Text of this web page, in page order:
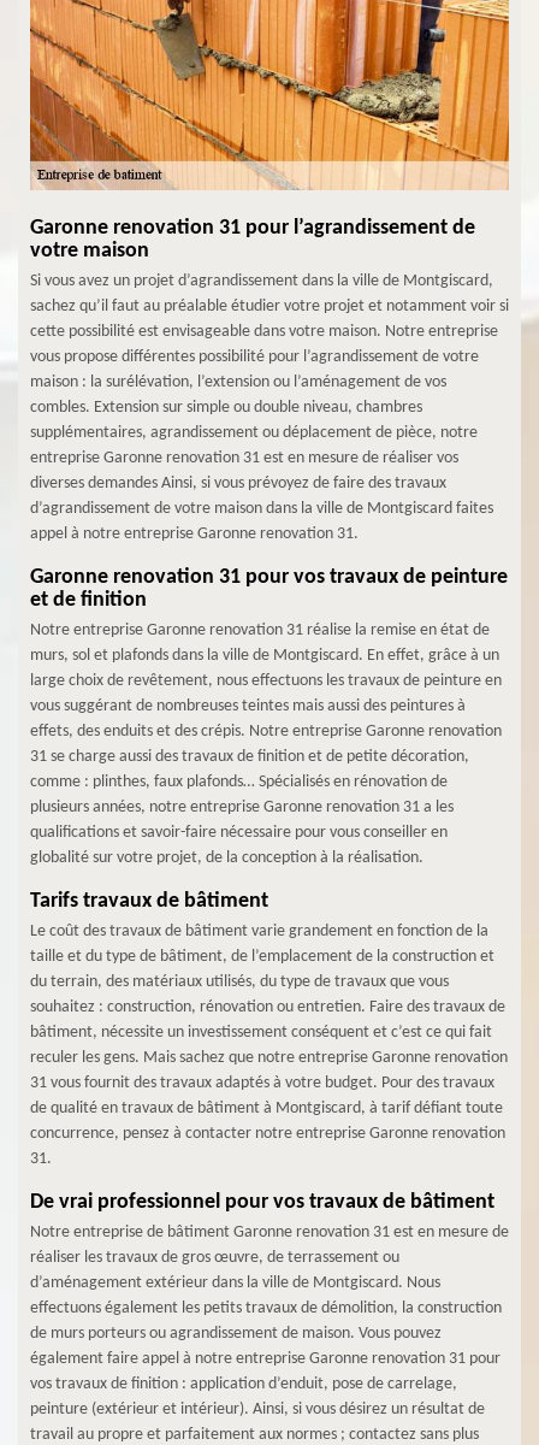
Garonne renovation 31 pour l’agrandissement de
votre maison
Si vous avez un projet d’agrandissement dans la ville de Montgiscard,
sachez qu’il faut au préalable étudier votre projet et notamment voir si
cette possibilité est envisageable dans votre maison. Notre entreprise
vous propose différentes possibilité pour l’agrandissement de votre
maison : la surélévation, l’extension ou l’aménagement de vos
combles. Extension sur simple ou double niveau, chambres
supplémentaires, agrandissement ou déplacement de pièce, notre
entreprise Garonne renovation 31 est en mesure de réaliser vos
diverses demandes Ainsi, si vous prévoyez de faire des travaux
d’agrandissement de votre maison dans la ville de Montgiscard faites
appel à notre entreprise Garonne renovation 31.
Garonne renovation 31 pour vos travaux de peinture
et de finition
Notre entreprise Garonne renovation 31 réalise la remise en état de
murs, sol et plafonds dans la ville de Montgiscard. En effet, grâce à un
large choix de revêtement, nous effectuons les travaux de peinture en
vous suggérant de nombreuses teintes mais aussi des peintures à
effets, des enduits et des crépis. Notre entreprise Garonne renovation
31 se charge aussi des travaux de finition et de petite décoration,
comme : plinthes, faux plafonds… Spécialisés en rénovation de
plusieurs années, notre entreprise Garonne renovation 31 a les
qualifications et savoir-faire nécessaire pour vous conseiller en
globalité sur votre projet, de la conception à la réalisation.
Tarifs travaux de bâtiment
Le coût des travaux de bâtiment varie grandement en fonction de la
taille et du type de bâtiment, de l’emplacement de la construction et
du terrain, des matériaux utilisés, du type de travaux que vous
souhaitez : construction, rénovation ou entretien. Faire des travaux de
bâtiment, nécessite un investissement conséquent et c’est ce qui fait
reculer les gens. Mais sachez que notre entreprise Garonne renovation
31 vous fournit des travaux adaptés à votre budget. Pour des travaux
de qualité en travaux de bâtiment à Montgiscard, à tarif défiant toute
concurrence, pensez à contacter notre entreprise Garonne renovation
31.
De vrai professionnel pour vos travaux de bâtiment
Notre entreprise de bâtiment Garonne renovation 31 est en mesure de
réaliser les travaux de gros œuvre, de terrassement ou
d’aménagement extérieur dans la ville de Montgiscard. Nous
effectuons également les petits travaux de démolition, la construction
de murs porteurs ou agrandissement de maison. Vous pouvez
également faire appel à notre entreprise Garonne renovation 31 pour
vos travaux de finition : application d’enduit, pose de carrelage,
peinture (extérieur et intérieur). Ainsi, si vous désirez un résultat de
travail au propre et parfaitement aux normes ; contactez sans plus